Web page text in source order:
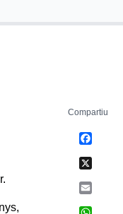
Compartiu